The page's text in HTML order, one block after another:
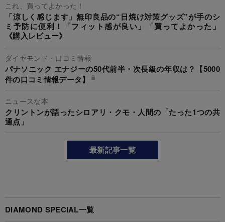
これ、買ってよかった！
「涼しく感じます」無印良品の“日焼け対策グッズ”が手のシ
ミ予防に便利！「フィット感が良い」「買ってよかった」
《購入レビュー》
ダイヤモンド・口コミ情報
パナソニック エナジーの50代前半・次長級の年収は？【5000
件の口コミ情報データ】
ニュースな本
クリントンが語ったシロアリ・クモ・人間の「たった1つの共
通点」
最新記事一覧
DIAMOND SPECIAL一覧